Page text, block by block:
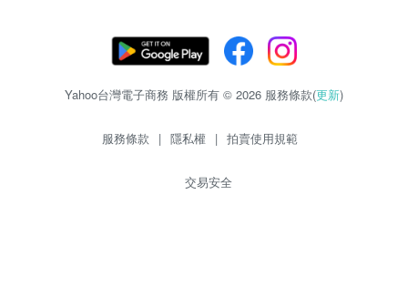
Yahoo台灣電子商務 版權所有 © 2026 服務條款(更新)
服務條款 | 隱私權 | 拍賣使用規範
交易安全